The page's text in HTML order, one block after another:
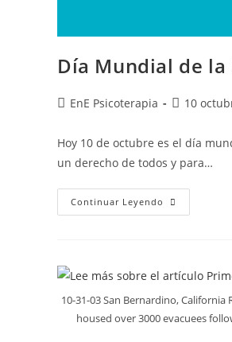
Día Mundial de la
EnE Psicoterapia 10
Hoy 10 de octubre es el día
un derecho de todos y para…
Continuar Leyendo
10-31-03 San Bernardino,
housed over 3000 evacuees